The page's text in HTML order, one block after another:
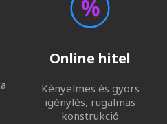
Online hitel
Kényelmes és gyors
igénylés, rugalmas
konstrukció